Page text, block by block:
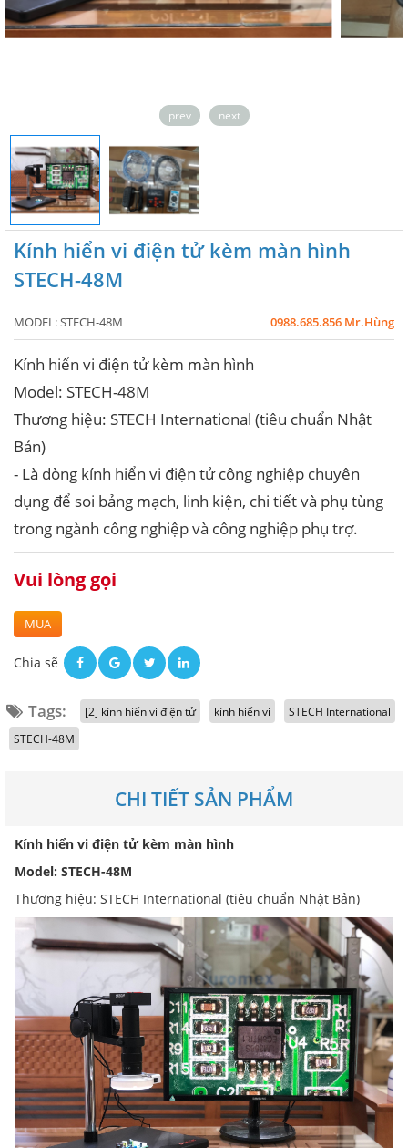
prev next
Kính hiển vi điện tử kèm màn hình
STECH-48M
MODEL:STECH-48M 0988.685.856 Mr.Hùng
Kính hiển vi điện tử kèm màn hình
Model: STECH-48M
Thương hiệu: STECH International (tiêu chuẩn Nhật
Bản)
- Là dòng kính hiển vi điện tử công nghiệp chuyên
dụng để soi bảng mạch, linh kiện, chi tiết và phụ tùng
trong ngành công nghiệp và công nghiệp phụ trợ.
Vui lòng gọi
MUA
Chia sẽ
Tags: [2] kính hiển vi điện tử kính hiển vi
STECH International
STECH-48M
CHI TIẾT SẢN PHẨM
Kính hiển vi điện tử kèm màn hình
Model: STECH-48M
Thương hiệu: STECH International (tiêu chuẩn Nhật Bản)